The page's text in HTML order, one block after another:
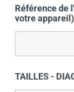
Référence de
votre appareil)
TAILLES -